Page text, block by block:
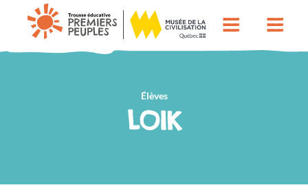
Élèves
LOIK